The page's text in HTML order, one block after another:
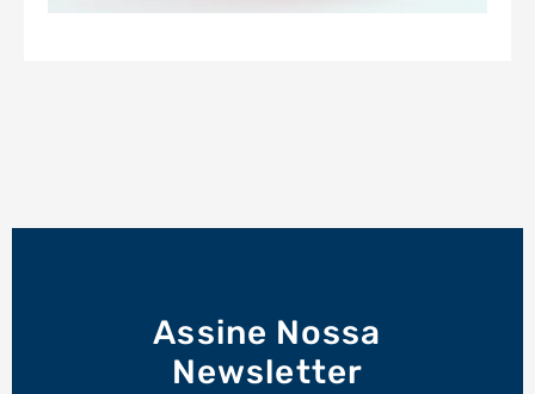
Assine Nossa
Newsletter